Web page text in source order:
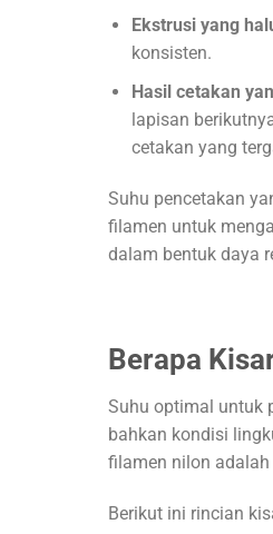
Ekstrusi yang
konsisten.
Hasil cetakan
lapisan
cetakan yang
Suhu pencetakan
filamen untuk
dalam bentuk daya
Berapa
Suhu optimal untuk
bahkan kondisi
filamen nilon adalah
Berikut ini rincian